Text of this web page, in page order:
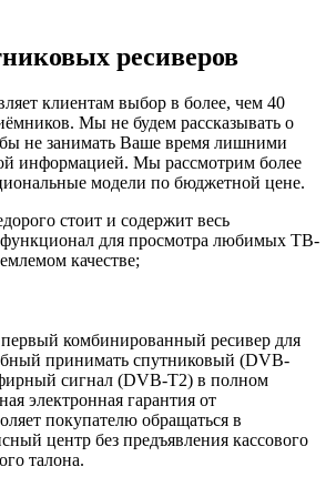
ресиверов
клиентам выбор в более, чем 40
Мы не будем рассказывать о
не занимать Ваше время лишними
информацией. Мы рассмотрим более
модели по бюджетной цене.
стоит и содержит весь
для просмотра любимых ТВ-
качестве;
комбинированный ресивер для
принимать спутниковый (DVB-
сигнал (DVB-T2) в полном
электронная гарантия от
покупателю обращаться в
центр без предъявления кассового
талона.